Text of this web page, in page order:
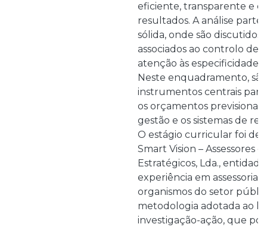
eficiente, transparente e
resultados. A análise
sólida, onde são discutidos
associados ao controlo de
atenção às
Neste enquadramento,
instrumentos centrais
os orçamentos
gestão e os sistemas de
O estágio curricular foi
Smart Vision – Assessores
Estratégicos, Lda.,
experiência em assessoria
organismos do setor
metodologia adotada ao
investigação-ação, que